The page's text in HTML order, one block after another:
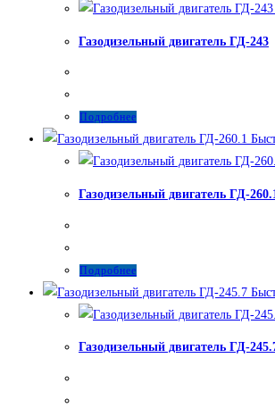
Газодизельный двигатель ГД-243
Подробнее
Газодизельный двигатель ГД-
Подробнее
Газодизельный двигатель ГД-